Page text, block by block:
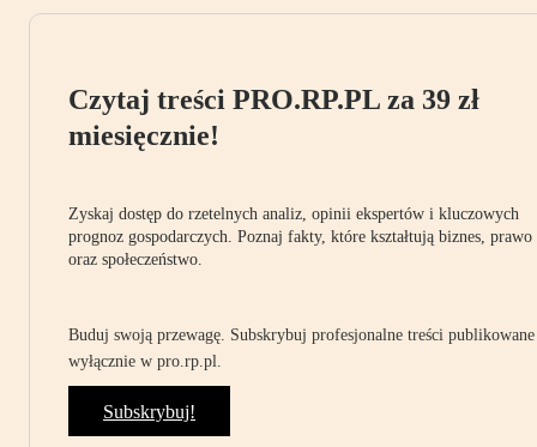
Czytaj treści PRO.RP.PL za 39 zł
miesięcznie!
Zyskaj dostęp do rzetelnych analiz, opinii ekspertów i kluczowych
prognoz gospodarczych. Poznaj fakty, które kształtują biznes, prawo
oraz społeczeństwo.
Buduj swoją przewagę. Subskrybuj profesjonalne treści publikowane
wyłącznie w pro.rp.pl.
Subskrybuj!